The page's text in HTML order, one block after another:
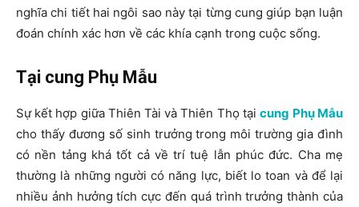
nghĩa chi tiết hai ngôi sao này tại từng cung giúp bạn luận
đoán chính xác hơn về các khía cạnh trong cuộc sống.
Tại cung Phụ Mẫu
Sự kết hợp giữa Thiên Tài và Thiên Thọ tại cung Phụ Mẫu
cho thấy đương số sinh trưởng trong môi trường gia đình
có nền tảng khá tốt cả về trí tuệ lẫn phúc đức. Cha mẹ
thường là những người có năng lực, biết lo toan và để lại
nhiều ảnh hưởng tích cực đến quá trình trưởng thành của